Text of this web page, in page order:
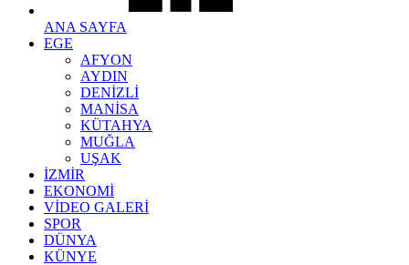
ANA SAYFA
EGE
AFYON
AYDIN
DENİZLİ
MANİSA
KÜTAHYA
MUĞLA
UŞAK
İZMİR
EKONOMİ
VİDEO GALERİ
SPOR
DÜNYA
KÜNYE